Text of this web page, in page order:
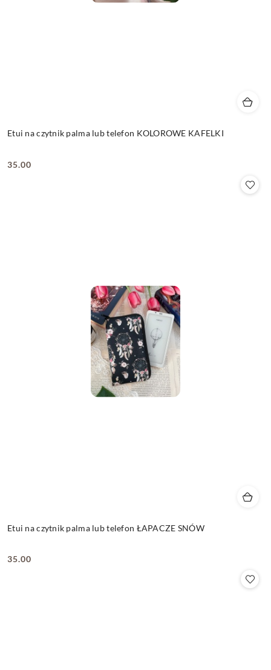
Etui na czytnik palma lub telefon KOLOROWE KAFELKI
Cena:
35.00
Etui na czytnik palma lub telefon ŁAPACZE SNÓW
Cena:
35.00